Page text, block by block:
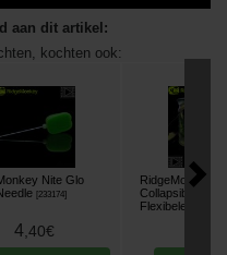
aan dit artikel:
kochten ook:
Nite Glo
[233174]
4,40€
RidgeMonkey
Collapsible
Flexibele